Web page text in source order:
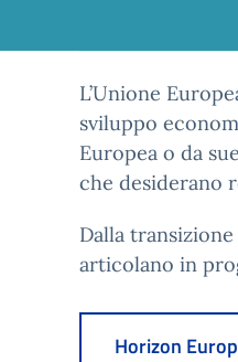
L’Unione
sviluppo
Europea o da
che desiderano
Dalla
articolano in
Horizon